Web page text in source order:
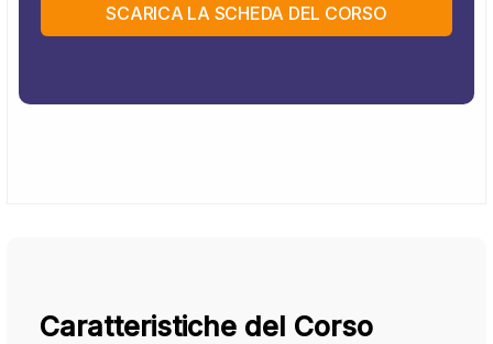
SCARICA LA SCHEDA DEL CORSO
Caratteristiche del Corso